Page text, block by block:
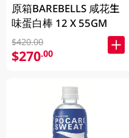
原箱BAREBELLS 咸花生
味蛋白棒 12 X 55GM
$420.00
$270.00